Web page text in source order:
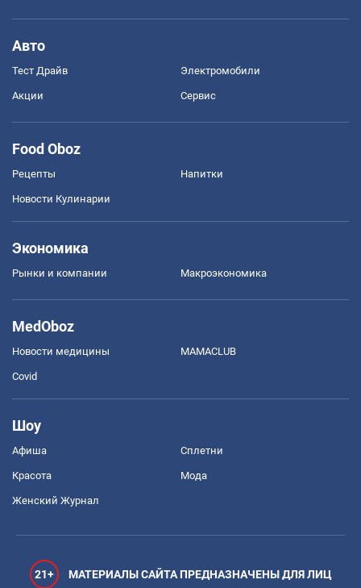
Авто
Тест Драйв Электромобили
Акции Сервис
Food Oboz
Рецепты Напитки
Новости Кулинарии
Экономика
Рынки и компании Mакроэкономика
MedOboz
Новости медицины MAMACLUB
Covid
Шоу
Афиша Сплетни
Красота Мода
Женский Журнал
21+
МАТЕРИАЛЫ САЙТА ПРЕДНАЗНАЧЕНЫ ДЛЯ ЛИЦ